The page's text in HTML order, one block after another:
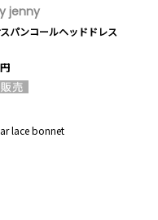
jenny
パンコールヘッドドレス